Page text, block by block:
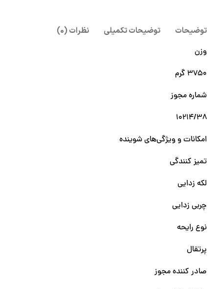
توضیحات توضیحات تکمیلی
نظرات (0)
وزن
۳۷۵۰ گرم
شماره مجوز
۱۰۲۱۴/۳۸
امکانات و ویژگی‌های شوینده
تمیز کنندگی
لکه زدایی
چربی زدایی
نوع رایحه
پرتقال
صادر کننده مجوز